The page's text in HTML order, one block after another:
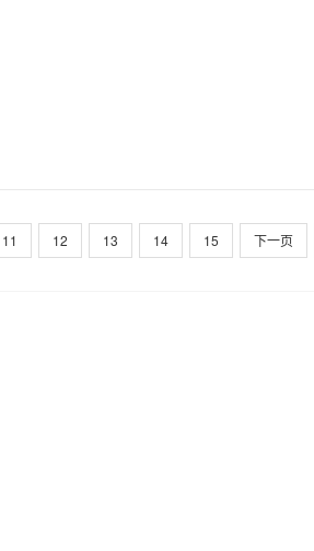
11 12 13 14 15 下一页